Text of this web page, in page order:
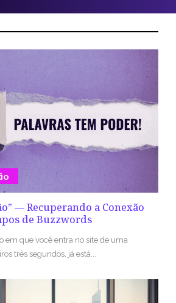
— Recuperando a Conexão
de Buzzwords
em que você entra no site de uma
três segundos, já está...